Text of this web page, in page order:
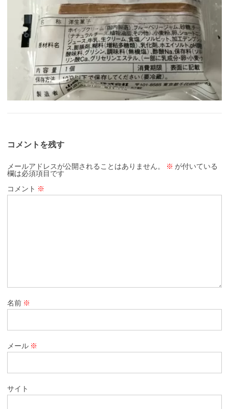
コメントを残す
メールアドレスが公開されることはありません。 ※ が付いている
欄は必須項目です
コメント ※
名前 ※
メール ※
サイト